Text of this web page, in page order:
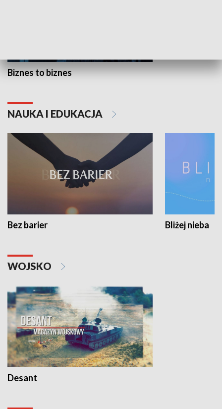
Biznes to biznes
NAUKA I EDUKACJA
Bez barier Bliżej nieba
WOJSKO
Desant